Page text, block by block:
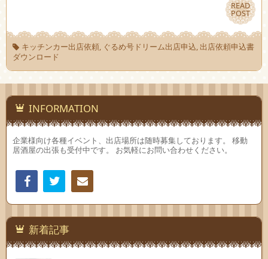
READ
POST
READ
POST
キッチンカー出店依頼, ぐるめ号ドリーム出店申込, 出店依頼申込書
ダウンロード
INFORMATION
企業様向け各種イベント、出店場所は随時募集しております。 移動
居酒屋の出張も受付中です。 お気軽にお問い合わせください。
Facebook
連絡
新着記事